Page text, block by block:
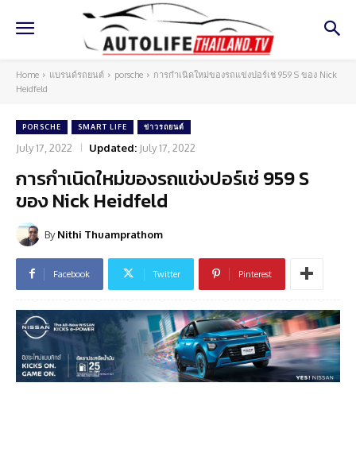
Home แบรนด์รถยนต์ porsche
การกำเนิดใหม่ของรถแข่งปอร์เช่ 959 S ของ Nick
Heidfeld
PORSCHE SMART LIFE ข่าวรถยนต์
July 17, 2022 Updated: July 17, 2022
การกำเนิดใหม่ของรถแข่งปอร์เช่ 959 S
ของ Nick Heidfeld
By Nithi Thuamprathom
Facebook Twitter Pinterest